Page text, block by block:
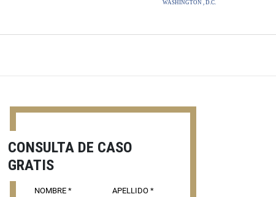
CONSULTA DE CASO
GRATIS